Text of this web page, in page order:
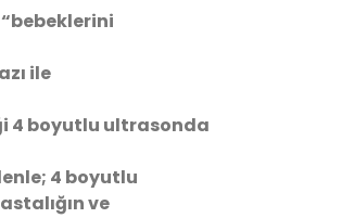
ile
4 boyutlu ultrasonda
4 boyutlu
ve